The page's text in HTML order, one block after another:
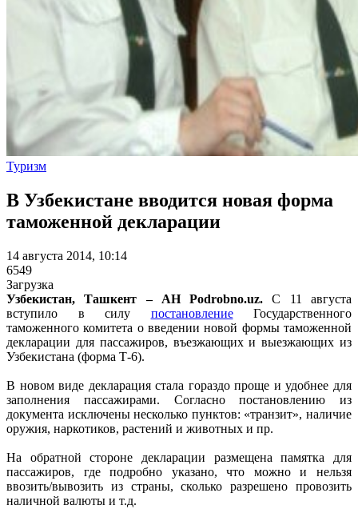
Туризм
В Узбекистане вводится новая форма
таможенной декларации
14 августа 2014, 10:14
6549
Загрузка
Узбекистан, Ташкент – АН Podrobno.uz. С 11 августа
вступило в силу постановлениеГосударственного
таможенного комитета о введении новой формы таможенной
декларации для пассажиров, въезжающих и выезжающих из
Узбекистана (форма Т-6).
В новом виде декларация стала гораздо проще и удобнее для
заполнения пассажирами. Согласно постановлению из
документа исключены несколько пунктов: «транзит», наличие
оружия, наркотиков, растений и животных и пр.
На обратной стороне декларации размещена памятка для
пассажиров, где подробно указано, что можно и нельзя
ввозить/вывозить из страны, сколько разрешено провозить
наличной валюты и т.д.